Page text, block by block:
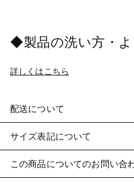
◆製品の洗い方・
詳しくはこちら
配送について
サイズ表記について
この商品についてのお問い合